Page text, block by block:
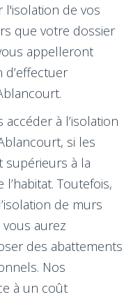
l'isolation de vos
que votre dossier
appelleront
à l’isolation
si les
supérieurs à la
Toutefois,
de murs
aurez
des abattements
Nos
à un coût